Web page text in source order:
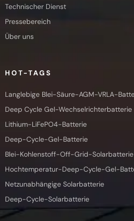
Technischer Dienst
Pressebereich
Über uns
HOT-TAGS
Langlebige Blei-Säure-AGM-VRLA-
Deep Cycle Gel-Wechselrichterbatterie
Lithium-LiFePO4-Batterie
Deep-Cycle-Gel-Batterie
Blei-Kohlenstoff-Off-Grid-Solarbatterie
Hochtemperatur-Deep-Cycle-Gel-
Netzunabhängige Solarbatterie
Deep-Cycle-Solarbatterie